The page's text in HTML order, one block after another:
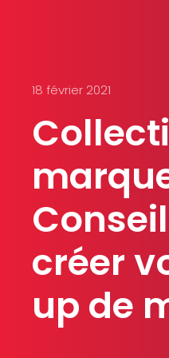
18 février 2021
créer
up de